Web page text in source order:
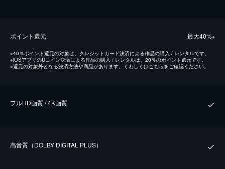
ポイント還元 最⼤40%※
※40％ポイント還元の対象は、クレジットカード決済による作品の購入 / レンタルです。
※iOSアプリのUコイン決済による作品の購入 / レンタルは、20％のポイント還元です。
※還元の対象外となる決済方法や商品があります。くわしくはこちらをご確認ください。
フルHD画質 / 4K画質
⾼⾳質（DOLBY DIGITAL PLUS）